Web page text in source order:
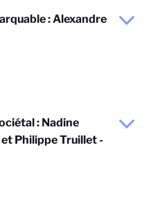
: Alexandre
: Nadine
Philippe Truillet -